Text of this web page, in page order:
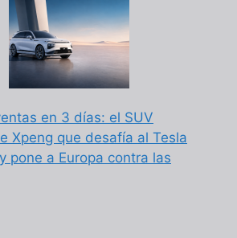
en 3 días: el SUV
Xpeng que desafía al Tesla
pone a Europa contra las